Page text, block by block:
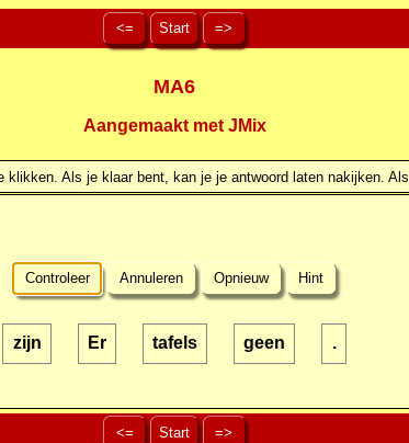
<= Start =>
MA6
Aangemaakt met JMix
klikken. Als je klaar bent, kan je je antwoord laten nakijken.
Controleer Annuleren Opnieuw Hint
zijn Er tafels geen .
<= Start =>